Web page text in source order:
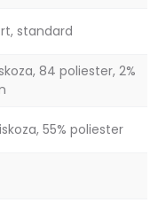
standard
84 poliester, 2%
55% poliester